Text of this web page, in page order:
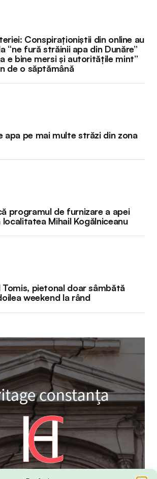
Conspiraționiștii din online au
“ne fură străinii apa din Dunăre”
e bine mersi și autoritățile mint”
de o săptămână
apa pe mai multe străzi din zona
programul de furnizare a apei
Mihail Kogălniceanu
Tomis, pietonal doar sâmbătă
weekend la rând